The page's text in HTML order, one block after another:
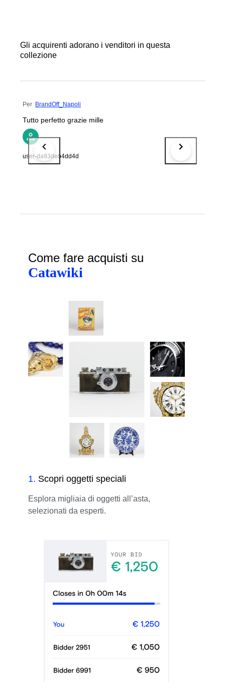
Gli acquirenti adorano i venditori in questa
collezione
Per BrandOff_Napoli
Tutto perfetto grazie mille
user-da93deb4dd4d
Come fare acquisti su
Catawiki
1. Scopri oggetti speciali
Esplora migliaia di oggetti all’asta,
selezionati da esperti.